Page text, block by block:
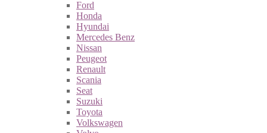
Ford
Honda
Hyundai
Mercedes Benz
Nissan
Peugeot
Renault
Scania
Seat
Suzuki
Toyota
Volkswagen